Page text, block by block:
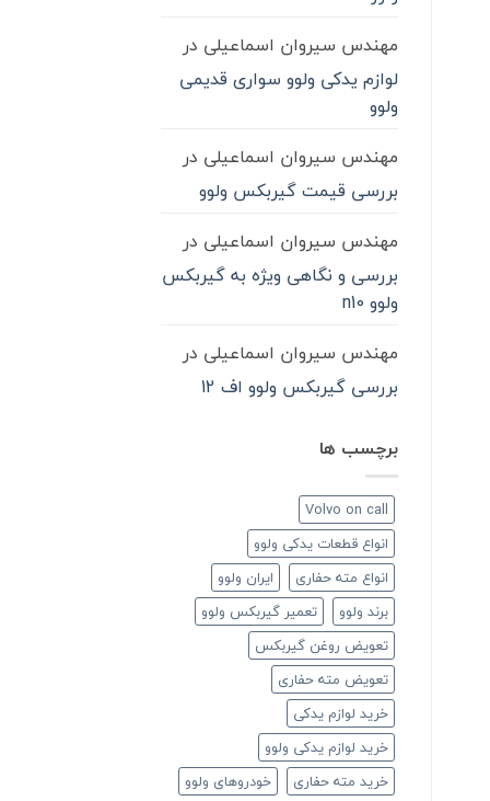
مهندس سیروان اسماعیلی در
لوازم یدکی ولوو سواری قدیمی
ولوو
مهندس سیروان اسماعیلی در
بررسی قیمت گیربکس ولوو
مهندس سیروان اسماعیلی در
بررسی و نگاهی ویژه به گیربکس
ولوو n10
مهندس سیروان اسماعیلی در
بررسی گیربکس ولوو اف 12
برچسب ها
Volvo on call
انواع قطعات یدکی ولوو
انواع مته حفاری
ایران ولوو
برند ولوو
تعمیر گیربکس ولوو
تعویض روغن گیربکس
تعویض مته حفاری
خرید لوازم یدکی
خرید لوازم یدکی ولوو
خرید مته حفاری
خودروهای ولوو